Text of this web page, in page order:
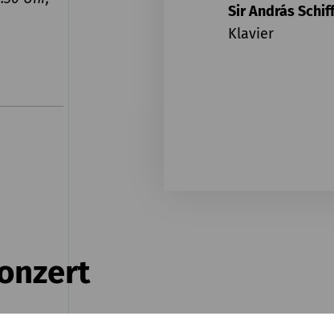
Sir András Schiff
Klavier